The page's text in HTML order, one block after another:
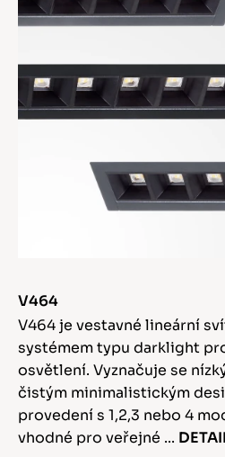
V464
V464 je vestavné lineární
systémem typu darklight
osvětlení. Vyznačuje se
čistým minimalistickým
provedení s 1,2,3 nebo 4
vhodné pro veřejné ...